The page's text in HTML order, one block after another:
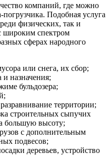
компаний, где можно
погрузчика. Подобная услуга
физических, так и
широким спектром
сферах народного
или снега, их сбор;
и назначения;
бульдозера;
территории;
строительных сыпучих
большую высоту;
с дополнительным
подвесов;
деревьев, устройство